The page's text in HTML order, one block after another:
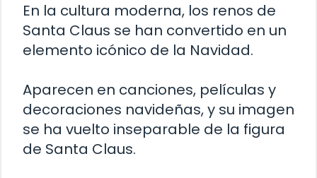
En la cultura moderna, los renos de
Santa Claus se han convertido en un
elemento icónico de la Navidad.
Aparecen en canciones, películas y
decoraciones navideñas, y su imagen
se ha vuelto inseparable de la figura
de Santa Claus.